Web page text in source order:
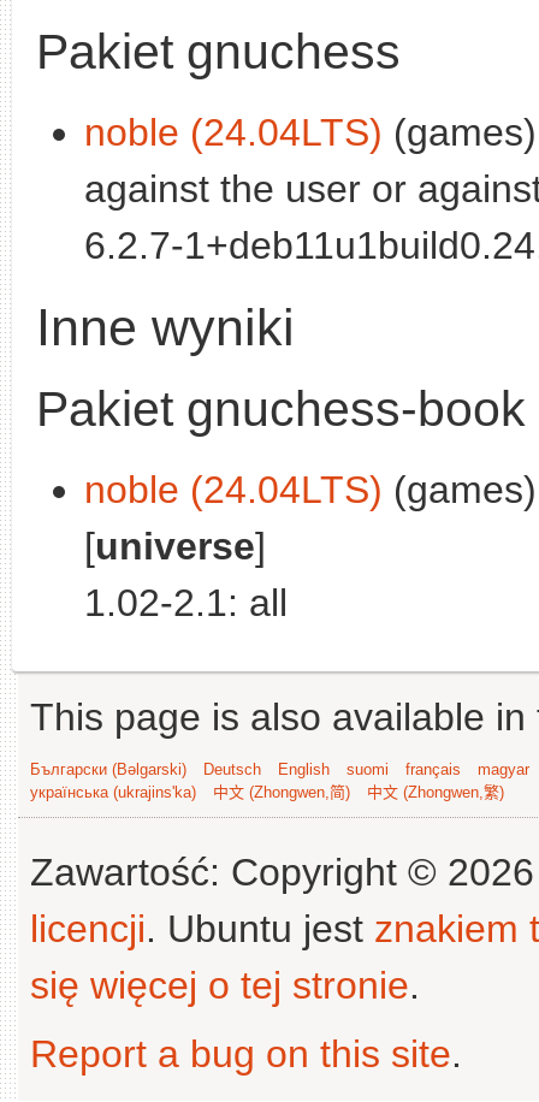
Pakiet gnuchess
noble (24.04LTS)
against the user or
6.2.7-
Inne wyniki
Pakiet gnuchess-book
noble (24.04LTS)
[universe]
1.02-2.1: all
This page is also available
Български (Bəlgarski) Deutsch English suomi français
magyar
українська (ukrajins'ka)
中文 (Zhongwen,简) 中文 (Zhongwen,繁)
Zawartość: Copyright ©
licencji. Ubuntu jest znakiem
się więcej o tej stronie.
Report a bug on this site.